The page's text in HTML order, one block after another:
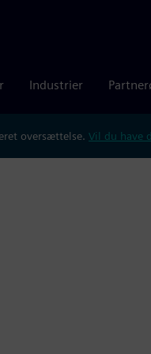
Industrier
oversættelse. Vil du have